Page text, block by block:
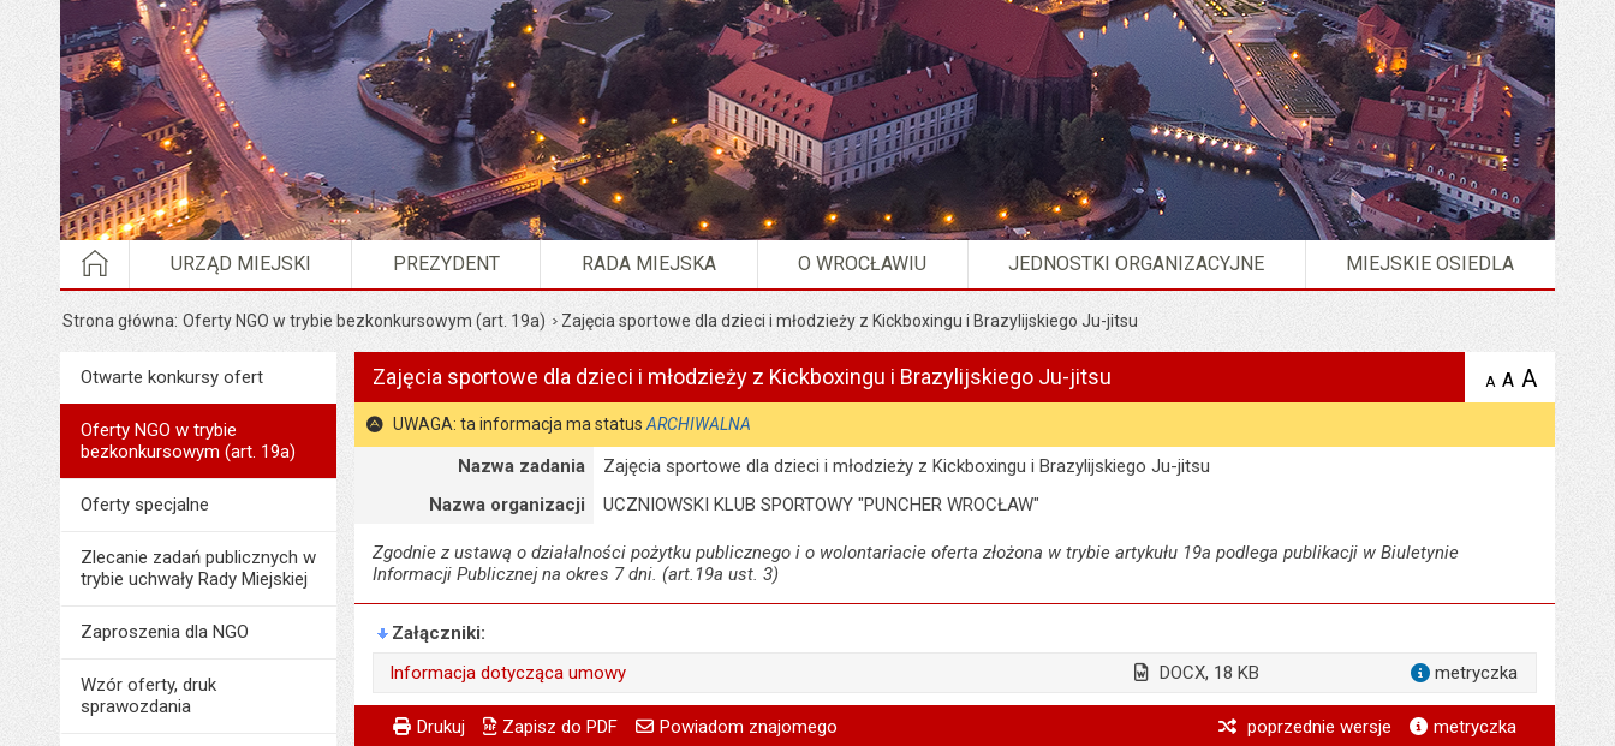
STRONA GŁÓWNA
URZĄD MIEJSKI PREZYDENT RADA MIEJSKA O WROCŁAWIU JEDNOSTKI ORGANIZACYJNE MIEJSKIE OSIEDLA
Strona główna Oferty NGO w trybie bezkonkursowym (art. 19a) Zajęcia sportowe dla dzieci i młodzieży z Kickboxingu i Brazylijskiego Ju-jitsu
MenuOrganizacje pozarządowe
Otwarte konkursy ofert
Oferty NGO w trybie
bezkonkursowym (art. 19a)
Oferty specjalne
Zlecanie zadań publicznych w
trybie uchwały Rady Miejskiej
Zaproszenia dla NGO
Wzór oferty, druk
sprawozdania
Zajęcia sportowe dla dzieci i młodzieży z Kickboxingu i Brazylijskiego Ju-jitsu Wersja strony w formacie
A zmniejsz
tekst na
A domyślna
wielkość
stronie
A
tekst
UWAGA: ta informacja ma statusARCHIWALNA
Nazwa zadania
Zajęcia sportowe dla dzieci i młodzieży z Kickboxingu i Brazylijskiego Ju-jitsu
Nazwa organizacji
UCZNIOWSKI KLUB SPORTOWY "PUNCHER WROCŁAW"
Zgodnie z ustawą o działalności pożytku publicznego i o wolontariacie oferta złożona w trybie artykułu 19a podlega publikacji w Biuletynie
Informacji Publicznej na okres 7 dni. (art.19a ust. 3)
Załączniki
Informacja dotycząca umowy
DOCX, 18 KB
metryczka
Wytworzył:
Metryczka
Odpowiedzialny za treść:
Anna Kieler
Powiadom znajomego Powiadom znajomego
Twoje
Pole wymagane *
Drukuj Zapisz do PDF Powiadom znajomego poprzednie wersje metryczka